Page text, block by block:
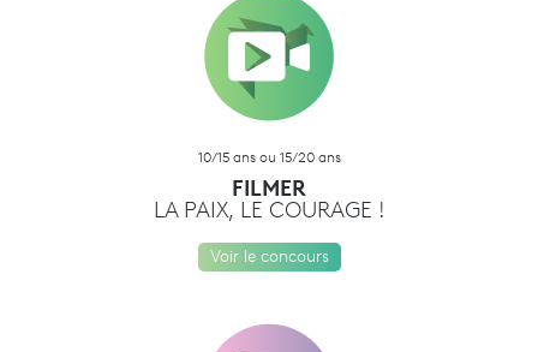
10/15 ans ou 15/20 ans
FILMER
LA PAIX, LE COURAGE !
Voir le concours